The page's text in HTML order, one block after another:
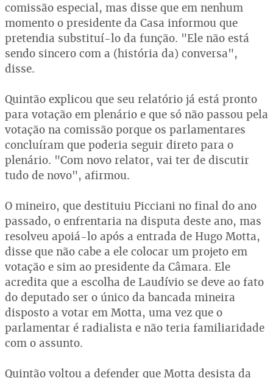
comissão especial, mas disse que em nenhum
momento o presidente da Casa informou que
pretendia substituí-lo da função. "Ele não está
sendo sincero com a (história da) conversa",
disse.
Quintão explicou que seu relatório já está pronto
para votação em plenário e que só não passou pela
votação na comissão porque os parlamentares
concluíram que poderia seguir direto para o
plenário. "Com novo relator, vai ter de discutir
tudo de novo", afirmou.
O mineiro, que destituiu Picciani no final do ano
passado, o enfrentaria na disputa deste ano, mas
resolveu apoiá-lo após a entrada de Hugo Motta,
disse que não cabe a ele colocar um projeto em
votação e sim ao presidente da Câmara. Ele
acredita que a escolha de Laudívio se deve ao fato
do deputado ser o único da bancada mineira
disposto a votar em Motta, uma vez que o
parlamentar é radialista e não teria familiaridade
com o assunto.
Quintão voltou a defender que Motta desista da